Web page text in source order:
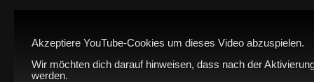
Akzeptiere YouTube-Cookies um dieses Video abzuspielen.
Wir möchten dich darauf hinweisen, dass nach der
werden.